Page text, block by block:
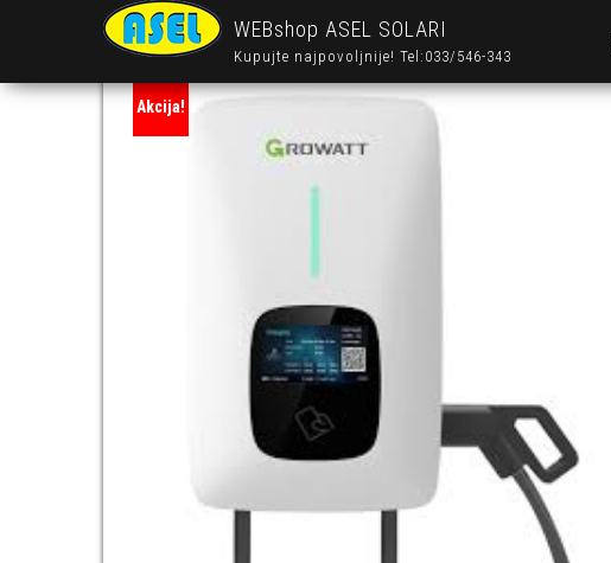
WEBshop ASEL SOLARI
Kupujte najpovoljnije! Tel:033/546-343
Akcija!